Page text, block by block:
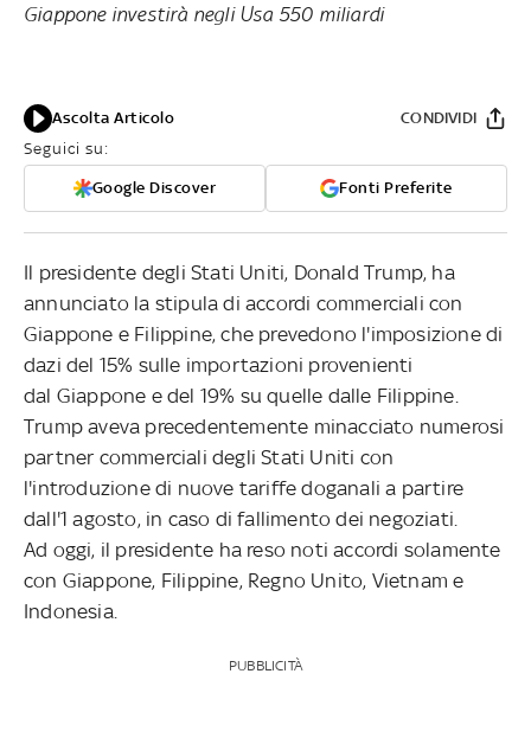
Giappone investirà negli Usa 550 miliardi
Ascolta Articolo
Seguici su:
Google Discover Fonti Preferite
CONDIVIDI
Il presidente degli Stati Uniti, Donald Trump, ha
annunciato la stipula di accordi commerciali con
Giappone e Filippine, che prevedono l'imposizione di
dazi del 15% sulle importazioni provenienti
dal Giappone e del 19% su quelle dalle Filippine.
Trump aveva precedentemente minacciato numerosi
partner commerciali degli Stati Uniti con
l'introduzione di nuove tariffe doganali a partire
dall'1 agosto, in caso di fallimento dei negoziati.
Ad oggi, il presidente ha reso noti accordi solamente
con Giappone, Filippine, Regno Unito, Vietnam e
Indonesia.
PUBBLICITÀ